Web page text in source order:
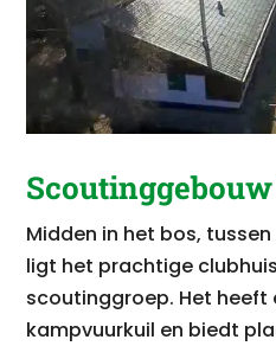
Midden in het bos,
ligt het prachtige
scoutinggroep. Het heeft
kampvuurkuil en biedt